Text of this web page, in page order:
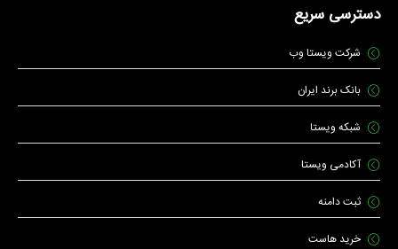
دسترسی سریع
شرکت ویستا وب
بانک برند ایران
شبکه ویستا
آکادمی ویستا
ثبت دامنه
خرید هاست